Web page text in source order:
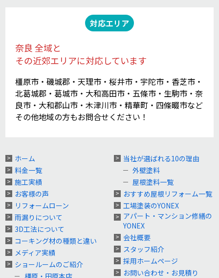
対応エリア
奈良 全域と
その近郊エリアに対応しています
橿原市・磯城郡・天理市・桜井市・宇陀市・香芝市・
北葛城郡・葛城市・大和高田市・五條市・生駒市・奈
良市・大和郡山市・木津川市・精華町・四條畷市など
その他地域の方もお問合せください！
ホーム
料金一覧
施工実績
お客様の声
リフォームローン
雨漏りについて
3D工法について
コーキング材の種類と違い
メディア実績
ショールームのご紹介
橿原・田原本店
当社が選ばれる10の理由
外壁塗料
屋根塗料一覧
おすすめ屋根リフォーム一覧
工場塗装のYONEX
アパート・マンション修繕の
YONEX
会社概要
スタッフ紹介
採用ホームページ
お問い合わせ・お見積り